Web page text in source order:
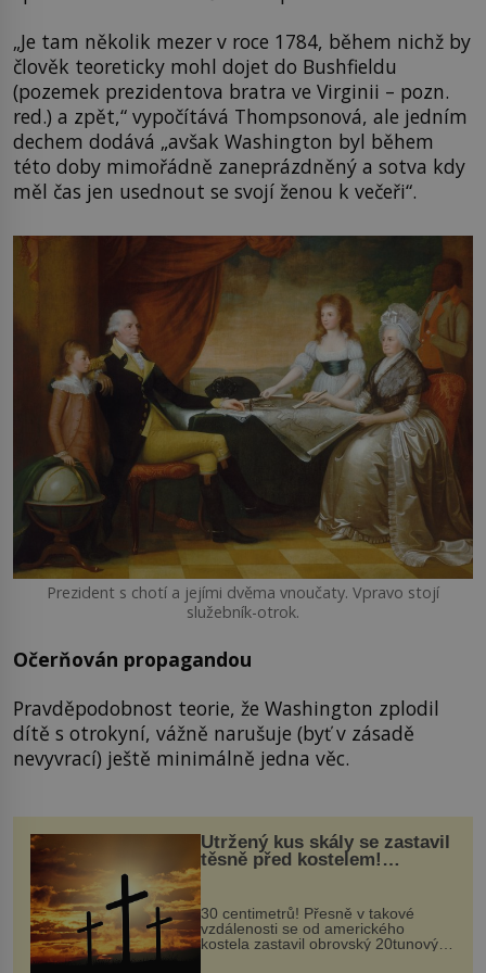
„Je tam několik mezer v roce 1784, během nichž by
člověk teoreticky mohl dojet do Bushfieldu
(pozemek prezidentova bratra ve Virginii – pozn.
red.) a zpět,“ vypočítává Thompsonová, ale jedním
dechem dodává „avšak Washington byl během
této doby mimořádně zaneprázdněný a sotva kdy
měl čas jen usednout se svojí ženou k večeři“.
Prezident s chotí a jejími dvěma vnoučaty. Vpravo stojí
služebník-otrok.
Očerňován propagandou
Pravděpodobnost teorie, že Washington zplodil
dítě s otrokyní, vážně narušuje (byť v zásadě
nevyvrací) ještě minimálně jedna věc.
Utržený kus skály se zastavil
těsně před kostelem!
Ochránila ho boží síla?
30 centimetrů! Přesně v takové
vzdálenosti se od amerického
kostela zastavil obrovský 20tunový